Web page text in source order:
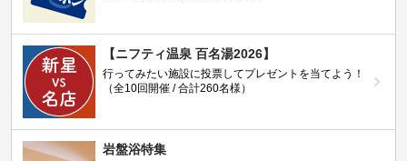
【ニフティ温泉 百名湯2026】
行ってみたい施設に投票してプレゼントを当てよう！
（全10回開催 / 合計260名様）
岩盤浴特集